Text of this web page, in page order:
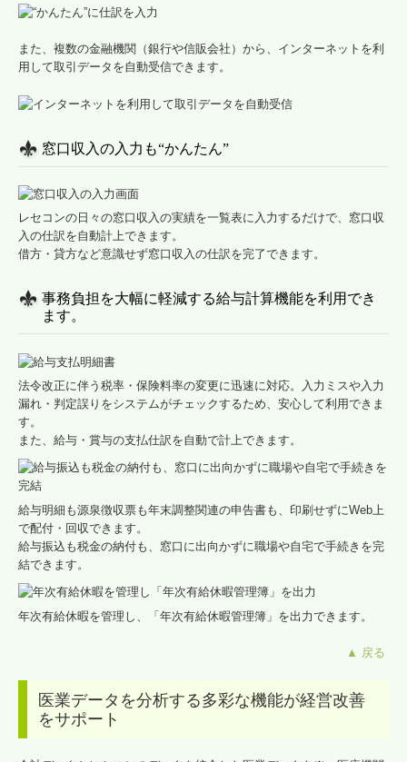
また、複数の金融機関（銀行や信販会社）から、インターネットを利
用して取引データを自動受信できます。
窓口収入の入力も“かんたん”
レセコンの日々の窓口収入の実績を一覧表に入力するだけで、窓口収
入の仕訳を自動計上できます。
借方・貸方など意識せず窓口収入の仕訳を完了できます。
事務負担を大幅に軽減する給与計算機能を利用でき
ます。
法令改正に伴う税率・保険料率の変更に迅速に対応。入力ミスや入力
漏れ・判定誤りをシステムがチェックするため、安心して利用できま
す。
また、給与・賞与の支払仕訳を自動で計上できます。
給与明細も源泉徴収票も年末調整関連の申告書も、印刷せずにWeb上
で配付・回収できます。
給与振込も税金の納付も、窓口に出向かずに職場や自宅で手続きを完
結できます。
年次有給休暇を管理し、「年次有給休暇管理簿」を出力できます。
▲ 戻る
医業データを分析する多彩な機能が経営改善
をサポート